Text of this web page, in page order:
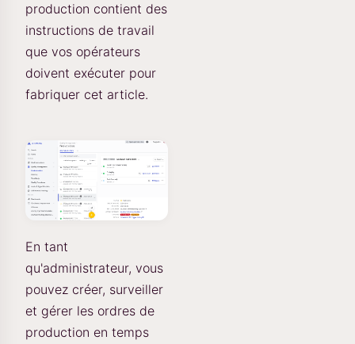
production contient des
instructions de travail
que vos opérateurs
doivent exécuter pour
fabriquer cet article.
En tant
qu'administrateur, vous
pouvez créer, surveiller
et gérer les ordres de
production en temps